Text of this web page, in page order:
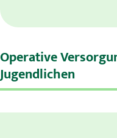
Operative
Jugendlichen